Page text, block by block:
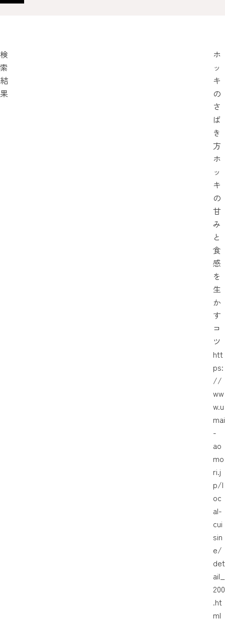
検
索
結
果
ホ
ッ
キ
の
さ
ば
き
方
ホ
ッ
キ
の
甘
み
と
食
感
を
生
か
す
コ
ツ
htt
ps:
//
ww
w.u
mai
-
ao
mo
ri.j
p/l
oc
al-
cui
sin
e/
det
ail_
200
.ht
ml